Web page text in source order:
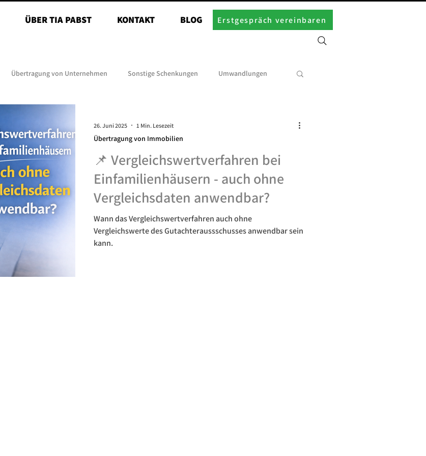
ÜBER TIA PABST KONTAKT BLOG Erstgespräch vereinbaren
Übertragung von Unternehmen Sonstige Schenkungen Umwandlungen
📌 Vergleichswertverfahren bei
Einfamilienhäusern - auch ohne
Vergleichsdaten anwendbar?
Wann das Vergleichswertverfahren auch ohne
Vergleichswerte des Gutachteraussschusses anwendbar sein
kann.
Übertragung von Immobilien
26. Juni 2025 1 Min. Lesezeit